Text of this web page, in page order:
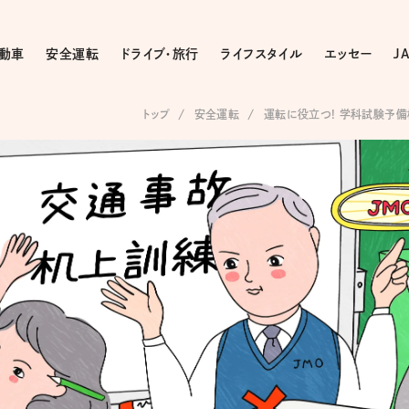
車 安全運転 ドライブ・旅行 ライフスタイル エッセー
トップ 安全運転 運転に役立つ! 学科試験予備